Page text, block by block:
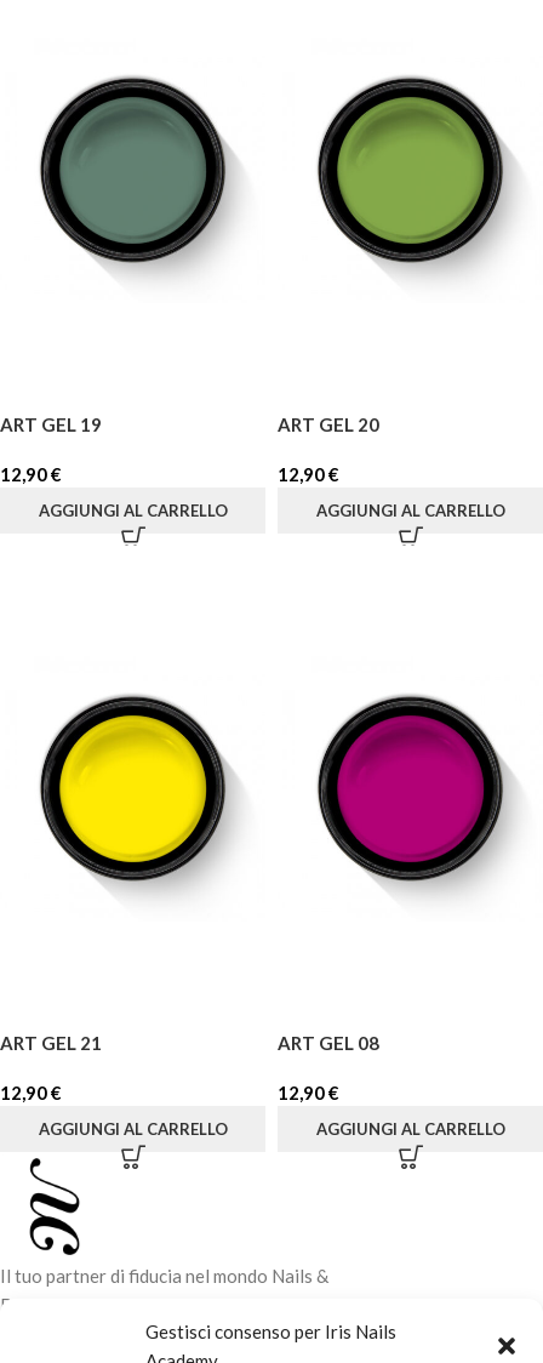
Gestisci consenso per Iris Nails
ART GEL 19
12,90€
AGGIUNGI AL CARRELLO
ART GEL 20
12,90€
AGGIUNGI AL CARRELLO
ART GEL 21
12,90€
AGGIUNGI AL CARRELLO
ART GEL 08
12,90€
AGGIUNGI AL CARRELLO
Il tuo partner di fiducia nel mondo Nails &
Beauty. Vendita di prodotti professionali e
corsi di formazione tecnica per elevare il tuo